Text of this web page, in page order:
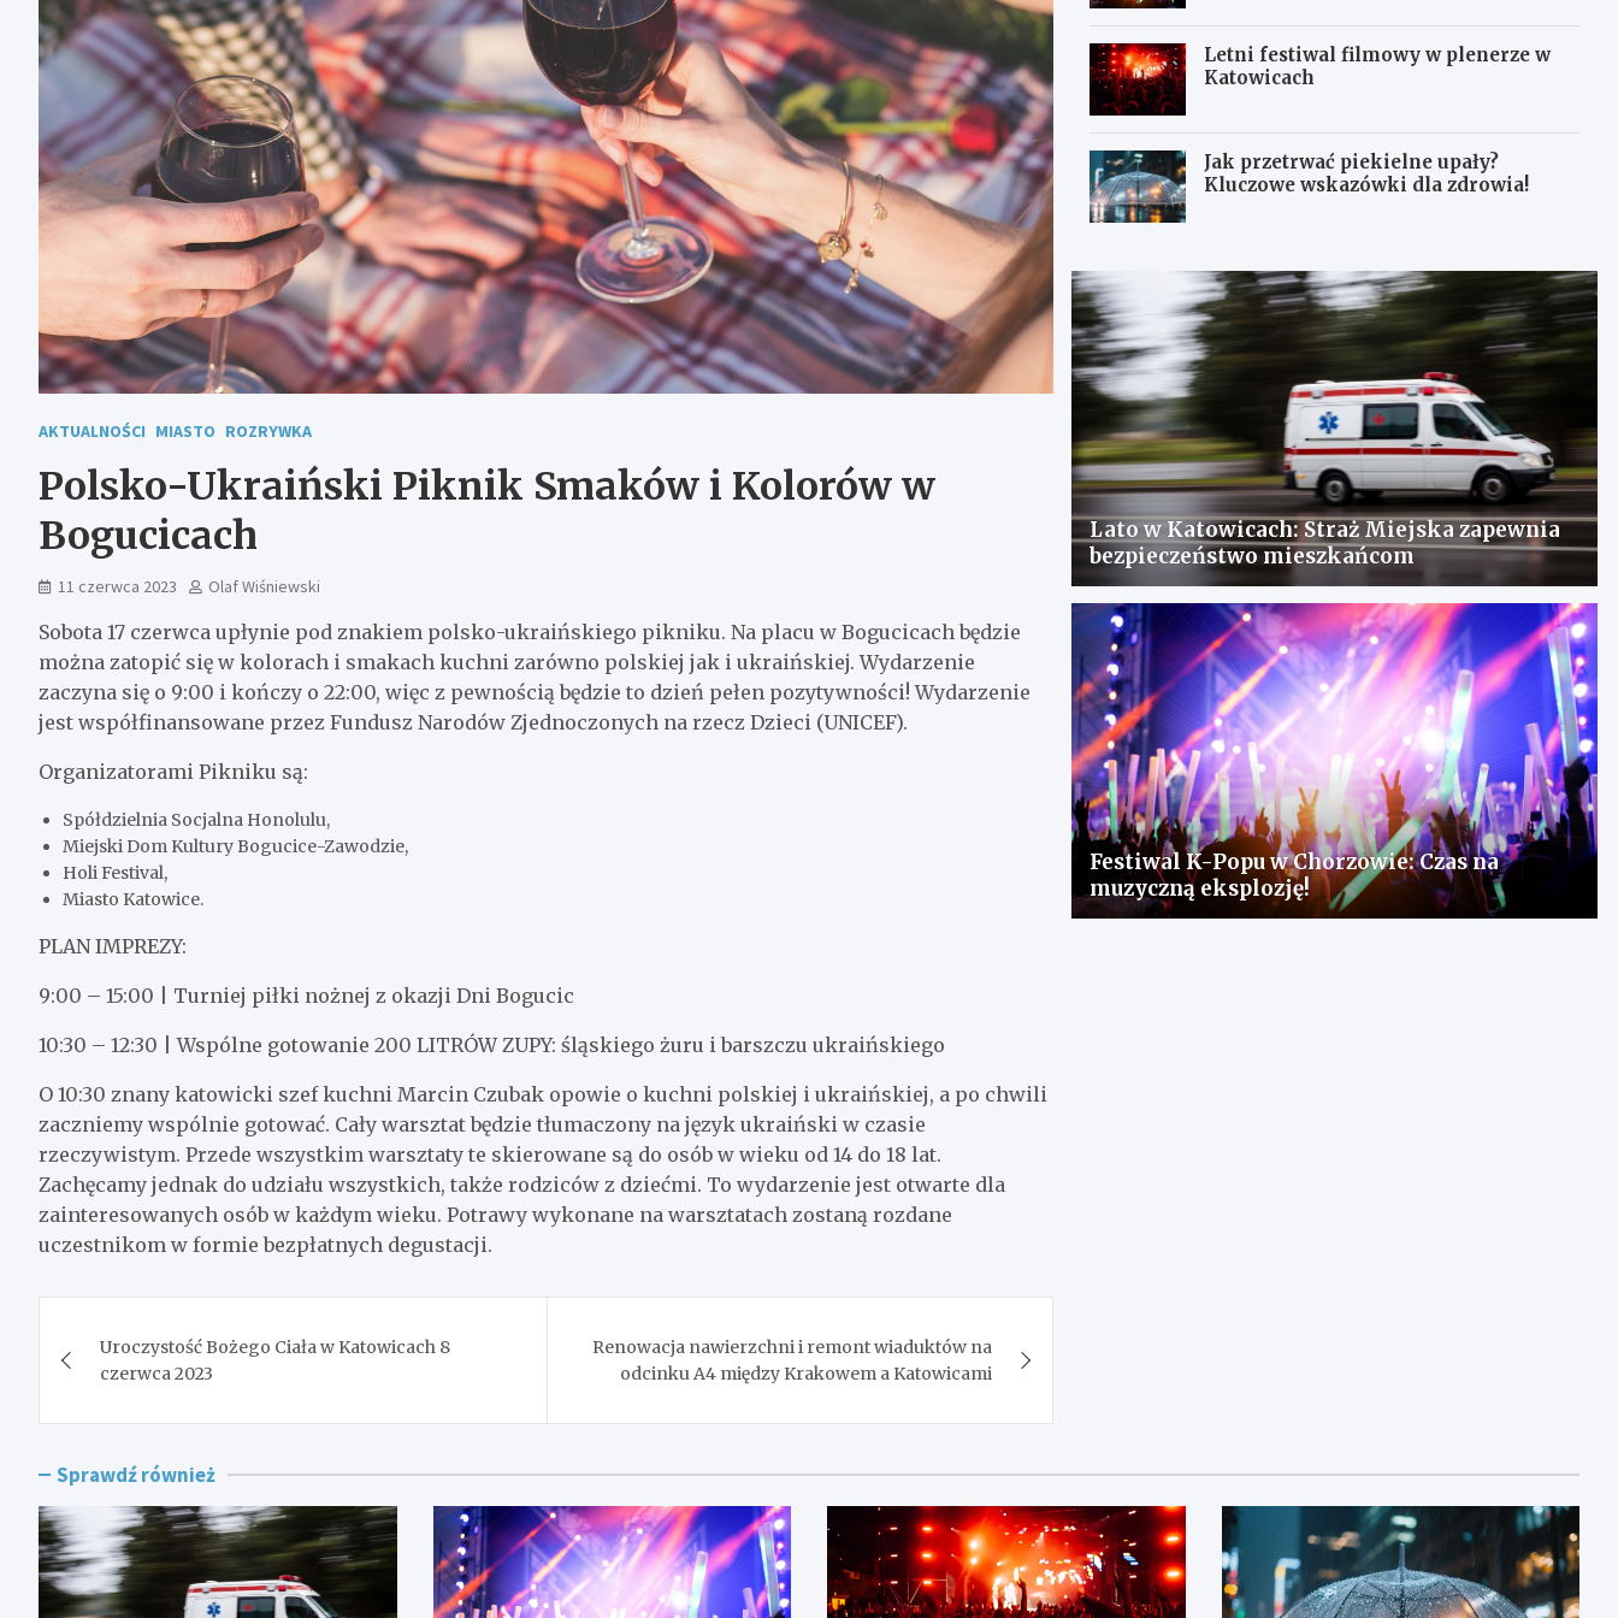
AKTUALNOŚCI MIASTO ROZRYWKA
Polsko-Ukraiński Piknik Smaków i Kolorów w
Bogucicach
11 czerwca 2023 Olaf Wiśniewski
Sobota 17 czerwca upłynie pod znakiem polsko-ukraińskiego pikniku. Na placu w Bogucicach będzie
można zatopić się w kolorach i smakach kuchni zarówno polskiej jak i ukraińskiej. Wydarzenie
zaczyna się o 9:00 i kończy o 22:00, więc z pewnością będzie to dzień pełen pozytywności! Wydarzenie
jest współfinansowane przez Fundusz Narodów Zjednoczonych na rzecz Dzieci (UNICEF).
Organizatorami Pikniku są:
Spółdzielnia Socjalna Honolulu,
Miejski Dom Kultury Bogucice-Zawodzie,
Holi Festival,
Miasto Katowice.
PLAN IMPREZY:
9:00 – 15:00 | Turniej piłki nożnej z okazji Dni Bogucic
10:30 – 12:30 | Wspólne gotowanie 200 LITRÓW ZUPY: śląskiego żuru i barszczu ukraińskiego
O 10:30 znany katowicki szef kuchni Marcin Czubak opowie o kuchni polskiej i ukraińskiej, a po chwili
zaczniemy wspólnie gotować. Cały warsztat będzie tłumaczony na język ukraiński w czasie
rzeczywistym. Przede wszystkim warsztaty te skierowane są do osób w wieku od 14 do 18 lat.
Zachęcamy jednak do udziału wszystkich, także rodziców z dziećmi. To wydarzenie jest otwarte dla
zainteresowanych osób w każdym wieku. Potrawy wykonane na warsztatach zostaną rozdane
uczestnikom w formie bezpłatnych degustacji.
wpisu
Uroczystość Bożego Ciała w Katowicach 8
czerwca 2023
Renowacja nawierzchni i remont wiaduktów na
odcinku A4 między Krakowem a Katowicami
Letni festiwal filmowy w plenerze w
Katowicach
Jak przetrwać piekielne upały?
Kluczowe wskazówki dla zdrowia!
Lato w Katowicach: Straż Miejska zapewnia
bezpieczeństwo mieszkańcom
Festiwal K-Popu w Chorzowie: Czas na
muzyczną eksplozję!
Sprawdź również